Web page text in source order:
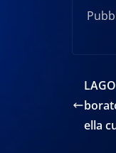
ella